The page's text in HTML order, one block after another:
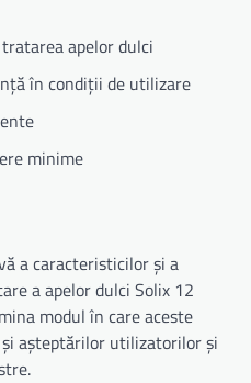
apelor dulci
în condiții de utilizare
minime
a caracteristicilor și a
a apelor dulci Solix 12
modul în care aceste
așteptărilor utilizatorilor și